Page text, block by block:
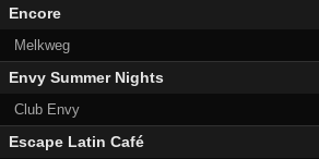
Encore
Melkweg
Envy Summer Nights
Club Envy
Escape Latin Café